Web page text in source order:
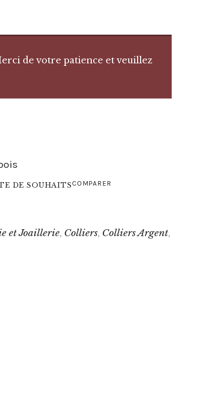
de votre patience et veuillez
DE SOUHAITSCOMPARER
et Joaillerie, Colliers, Colliers Argent,